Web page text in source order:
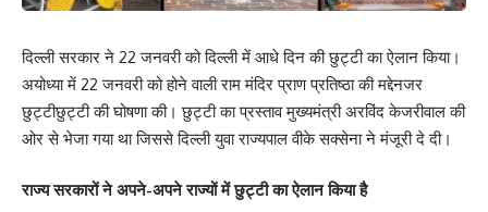
दिल्ली सरकार ने 22 जनवरी को दिल्ली में आधे दिन की छुट्टी का ऐलान किया।
अयोध्या में 22 जनवरी को होने वाली राम मंदिर प्राण प्रतिष्ठा की मद्देनजर
छुट्टीछुट्टी की घोषणा की। छुट्टी का प्रस्ताव मुख्यमंत्री अरविंद केजरीवाल की
ओर से भेजा गया था जिससे दिल्ली युवा राज्यपाल वीके सक्‍सेना ने मंजूरी दे दी।
राज्य सरकारों ने अपने-अपने राज्यों में छुट्टी का ऐलान किया है